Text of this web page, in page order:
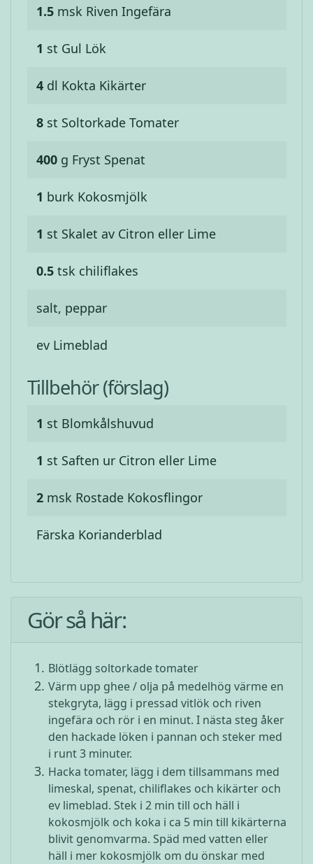
1.5 msk Riven Ingefära
1 st Gul Lök
4 dl Kokta Kikärter
8 st Soltorkade Tomater
400 g Fryst Spenat
1 burk Kokosmjölk
1 st Skalet av Citron eller Lime
0.5 tsk chiliflakes
salt, peppar
ev Limeblad
Tillbehör (förslag)
1 st Blomkålshuvud
1 st Saften ur Citron eller Lime
2 msk Rostade Kokosflingor
Färska Korianderblad
Gör så här:
Blötlägg soltorkade tomater
Värm upp ghee / olja på medelhög värme en
stekgryta, lägg i pressad vitlök och riven
ingefära och rör i en minut. I nästa steg åker
den hackade löken i pannan och steker med
i runt 3 minuter.
Hacka tomater, lägg i dem tillsammans med
limeskal, spenat, chiliflakes och kikärter och
ev limeblad. Stek i 2 min till och häll i
kokosmjölk och koka i ca 5 min till kikärterna
blivit genomvarma. Späd med vatten eller
häll i mer kokosmjölk om du önskar med